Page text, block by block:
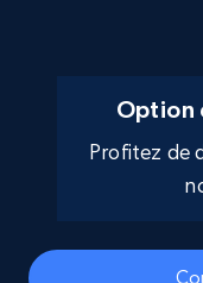
Option
Profitez de